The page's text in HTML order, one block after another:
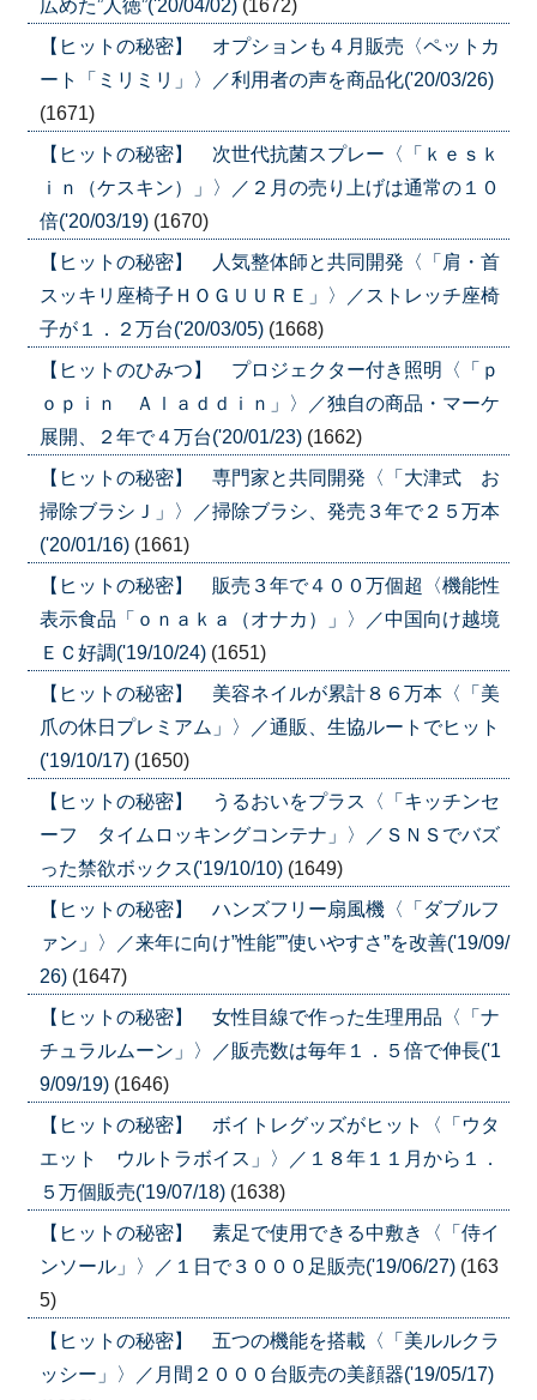
広めた”人徳”('20/04/02) (1672)
【ヒットの秘密】 オプションも４月販売〈ペットカ
ート「ミリミリ」〉／利用者の声を商品化('20/03/26)
(1671)
【ヒットの秘密】 次世代抗菌スプレー〈「ｋｅｓｋ
ｉｎ（ケスキン）」〉／２月の売り上げは通常の１０
倍('20/03/19) (1670)
【ヒットの秘密】 人気整体師と共同開発〈「肩・首
スッキリ座椅子ＨＯＧＵＵＲＥ」〉／ストレッチ座椅
子が１．２万台('20/03/05) (1668)
【ヒットのひみつ】 プロジェクター付き照明〈「ｐ
ｏｐｉｎ Ａｌａｄｄｉｎ」〉／独自の商品・マーケ
展開、２年で４万台('20/01/23) (1662)
【ヒットの秘密】 専門家と共同開発〈「大津式 お
掃除ブラシＪ」〉／掃除ブラシ、発売３年で２５万本
('20/01/16) (1661)
【ヒットの秘密】 販売３年で４００万個超〈機能性
表示食品「ｏｎａｋａ（オナカ）」〉／中国向け越境
ＥＣ好調('19/10/24) (1651)
【ヒットの秘密】 美容ネイルが累計８６万本〈「美
爪の休日プレミアム」〉／通販、生協ルートでヒット
('19/10/17) (1650)
【ヒットの秘密】 うるおいをプラス〈「キッチンセ
ーフ タイムロッキングコンテナ」〉／ＳＮＳでバズ
った禁欲ボックス('19/10/10) (1649)
【ヒットの秘密】 ハンズフリー扇風機〈「ダブルフ
ァン」〉／来年に向け”性能””使いやすさ”を改善('19/09/
26) (1647)
【ヒットの秘密】 女性目線で作った生理用品〈「ナ
チュラルムーン」〉／販売数は毎年１．５倍で伸長('1
9/09/19) (1646)
【ヒットの秘密】 ボイトレグッズがヒット〈「ウタ
エット ウルトラボイス」〉／１８年１１月から１．
５万個販売('19/07/18) (1638)
【ヒットの秘密】 素足で使用できる中敷き〈「侍イ
ンソール」〉／１日で３０００足販売('19/06/27) (163
5)
【ヒットの秘密】 五つの機能を搭載〈「美ルルクラ
ッシー」〉／月間２０００台販売の美顔器('19/05/17)